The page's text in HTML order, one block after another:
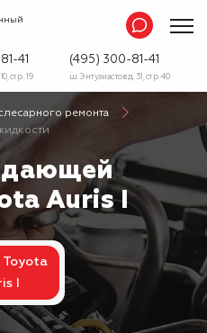
41
стр. 19
(495) 300-81-41
ш. Энтузиастов д. 31, стр. 40
ремонта
Auris I
Toyota
I